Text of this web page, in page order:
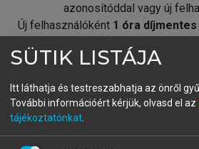
azonosítóddal vagy új
Új felhasználóként 1 óra
fiókoddal,vagy hozz
A regisztráció után apróbaidőszak
SÜTIK LISTÁJA
Itt láthatja és testreszabhatja az önről
További információért kérjük, olvasd el az
tájékoztatónkat